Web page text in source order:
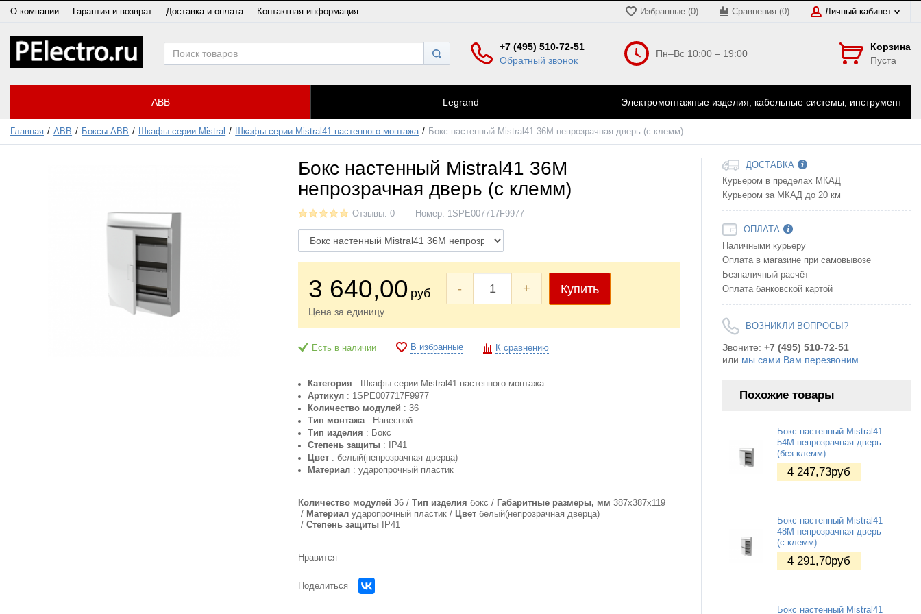
О компании Гарантия и возврат Доставка и оплата Контактная информация Избранные (0) Сравнения (0) Личный кабинет
+7 (495) 510-72-51
Обратный звонок
Пн–Вс 10:00 – 19:00
Корзина
Пуста
ABB Legrand Электромонтажные изделия, кабельные системы, инструмент
Главная ABB Боксы ABB Шкафы серии Mistral Шкафы серии Mistral41 настенного монтажа Бокс настенный Mistral41 36М непрозрачная дверь (c клемм)
Бокс настенный Mistral41 36М
непрозрачная дверь (c клемм)
Отзывы: 0 Номер: 1SPE007717F9977
3 640,00 руб
Цена за единицу
- + Купить
Есть в наличии В избранные К сравнению
Категория : Шкафы серии Mistral41 настенного монтажа
Артикул: 1SPE007717F9977
Количество модулей : 36
Тип монтажа: Навесной
Тип изделия : Бокс
Степень защиты: IP41
Цвет: белый(непрозрачная дверца)
Материал: ударопрочный пластик
Количество модулей 36 Тип изделия бокс Габаритные размеры, мм 387х387х119
Материал ударопрочный пластик Цвет белый(непрозрачная дверца)
Степень защиты
IP41
Нравится
Поделиться
ДОСТАВКА
Курьером в пределах МКАД
Курьером за МКАД до 20 км
ОПЛАТА
Наличными курьеру
Оплата в магазине при самовывозе
Безналичный расчёт
Оплата банковской картой
ВОЗНИКЛИ ВОПРОСЫ?
Звоните: +7 (495) 510-72-51
или мы сами Вам перезвоним
Похожие товары
Бокс настенный Mistral41
54М непрозрачная дверь
(без клемм)
4 247,73руб
Бокс настенный Mistral41
48М непрозрачная дверь
(c клемм)
4 291,70руб
Бокс настенный Mistral41